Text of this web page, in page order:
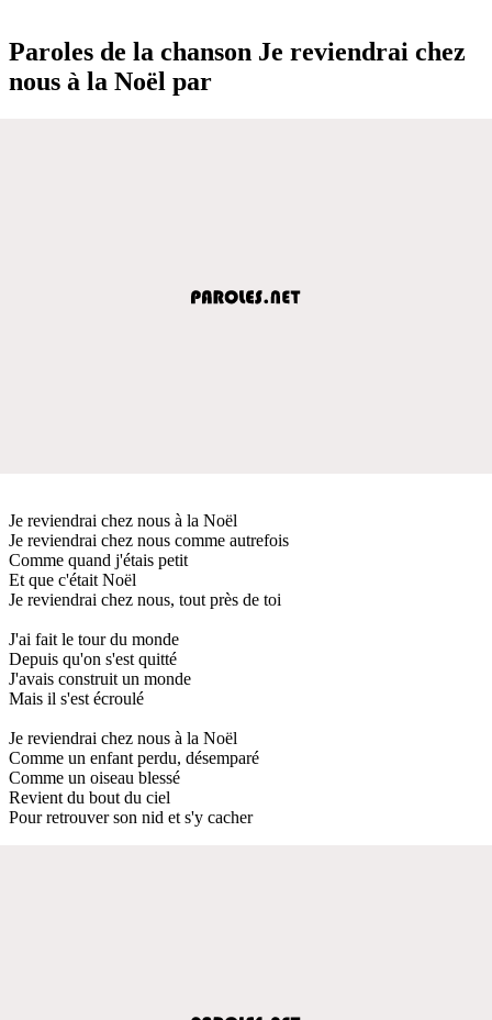
Paroles de la chanson Je reviendrai chez
nous à la Noël par
Je reviendrai chez nous à la Noël
Je reviendrai chez nous comme autrefois
Comme quand j'étais petit
Et que c'était Noël
Je reviendrai chez nous, tout près de toi
J'ai fait le tour du monde
Depuis qu'on s'est quitté
J'avais construit un monde
Mais il s'est écroulé
Je reviendrai chez nous à la Noël
Comme un enfant perdu, désemparé
Comme un oiseau blessé
Revient du bout du ciel
Pour retrouver son nid et s'y cacher